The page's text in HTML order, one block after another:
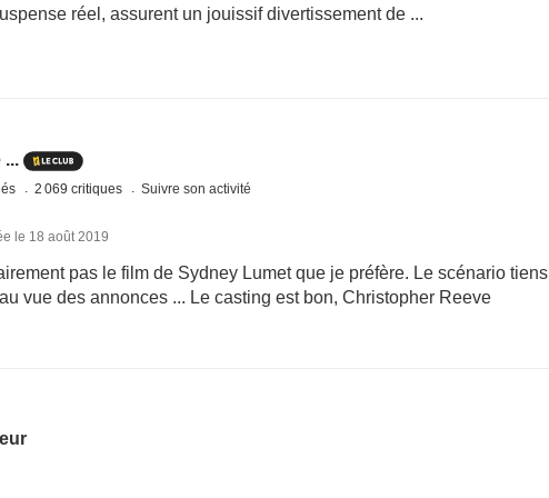
réel, assurent un jouissif divertissement de ...
...
2 069 critiques Suivre son activité
le 18 août 2019
pas le film de Sydney Lumet que je préfère. Le scénario tiens
vue des annonces ... Le casting est bon, Christopher Reeve